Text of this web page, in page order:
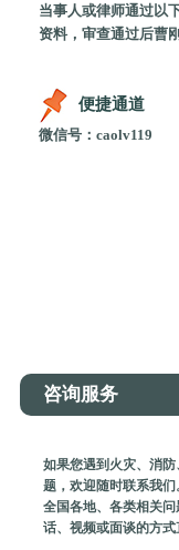
当事人或律师通过以
资料，审查通过后曹
便捷通道
微信号：caolv119
咨询服务
如果您遇到火灾、消
题，欢迎随时联系我
全国各地、各类相关
话、视频或面谈的方式